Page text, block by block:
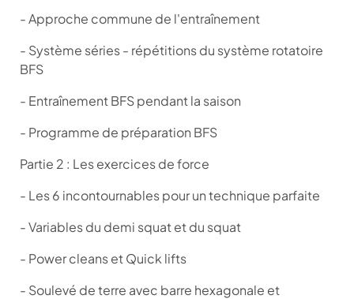
- Approche commune de l'entraînement
- Système séries - répétitions du système rotatoire
BFS
- Entraînement BFS pendant la saison
- Programme de préparation BFS
Partie 2 : Les exercices de force
- Les 6 incontournables pour un technique parfaite
- Variables du demi squat et du squat
- Power cleans et Quick lifts
- Soulevé de terre avec barre hexagonale et